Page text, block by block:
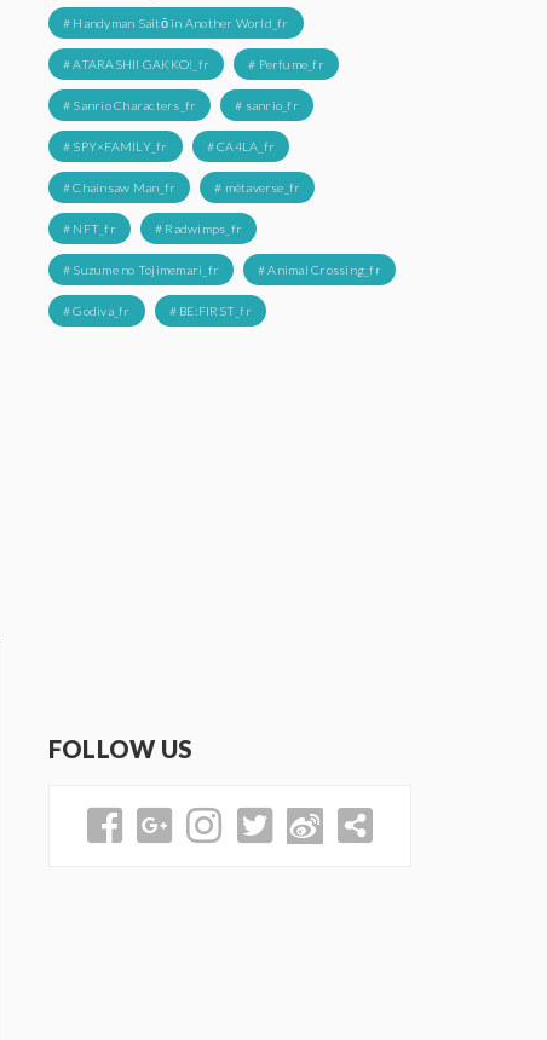
# Handyman Saitō in Another World_fr
# ATARASHII GAKKO!_fr # Perfume_fr
# Sanrio Characters_fr # sanrio_fr
# SPY×FAMILY_fr # CA4LA_fr
# Chainsaw Man_fr # métaverse_fr
# NFT_fr # Radwimps_fr
# Suzume no Tojimemari_fr # Animal Crossing_fr
# Godiva_fr # BE:FIRST_fr
FOLLOW US